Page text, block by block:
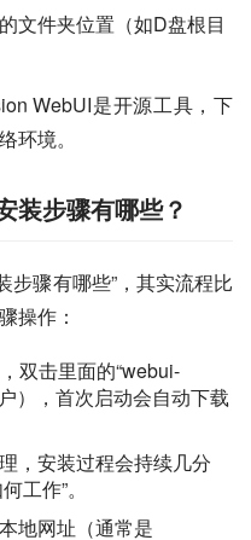
文件夹位置（如D盘根目
WebUI是开源工具，下
环境。
步骤有哪些？
步骤有哪些”，其实流程比
操作：
双击里面的“webui-
），首次启动会自动下载
，安装过程会持续几分
工作”。
地网址（通常是